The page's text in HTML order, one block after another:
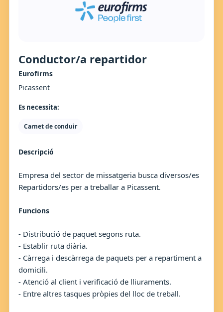
Conductor/a repartidor
Eurofirms
Picassent
Es necessita:
Carnet de conduir
Descripció
Empresa del sector de missatgeria busca diversos/es
Repartidors/es per a treballar a Picassent.
Funcions
- Distribució de paquet segons ruta.
- Establir ruta diària.
- Càrrega i descàrrega de paquets per a repartiment a
domicili.
- Atenció al client i verificació de lliuraments.
- Entre altres tasques pròpies del lloc de treball.